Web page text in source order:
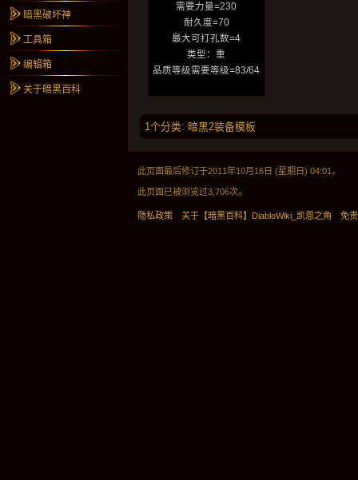
需要力量=230
耐久度=70
最大可打孔数=4
类型：重
品质等级需要等级=83/64
1个分类: 暗黑2装备模板
暗黑破坏神
工具箱
编辑箱
关于暗黑百科
此页面最后修订于2011年10月16日 (星期日) 04:01。
此页面已被浏览过3,706次。
隐私政策 关于【暗黑百科】DiabloWiki_凯恩之角 免